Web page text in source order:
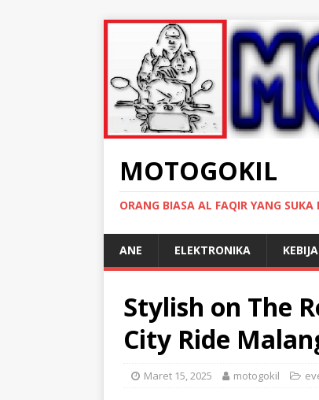
MOTOGOKIL
ORANG BIASA AL FAQIR YANG
ANE ELEKTRONIKA
Stylish on The
City Ride
Maret 15, 2025 motogokil